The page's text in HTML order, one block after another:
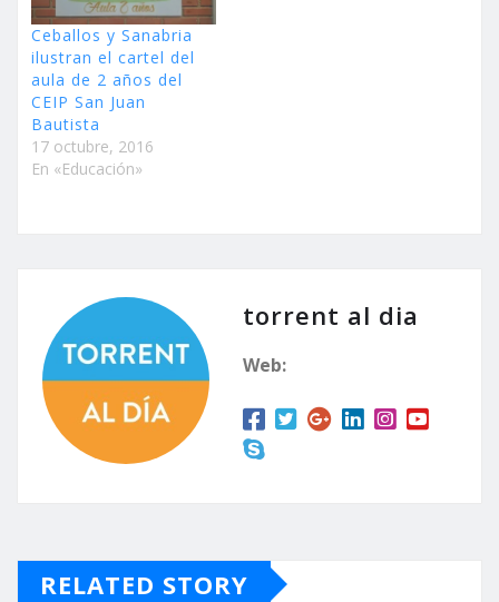
Ceballos y Sanabria
ilustran el cartel del
aula de 2 años del
CEIP San Juan
Bautista
17 octubre, 2016
En «Educación»
torrent al dia
Web:
RELATED STORY